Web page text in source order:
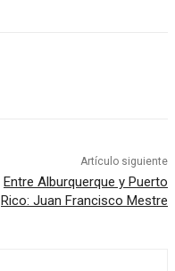
Artículo siguiente
Entre Alburquerque y Puerto
Rico: Juan Francisco Mestre